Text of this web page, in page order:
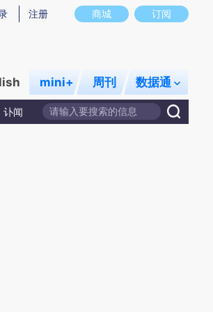
意图存在偏差。不代表财新观点和立场。推荐点击链
商城 订阅
注册
mini+ 周刊 数据通
讣闻